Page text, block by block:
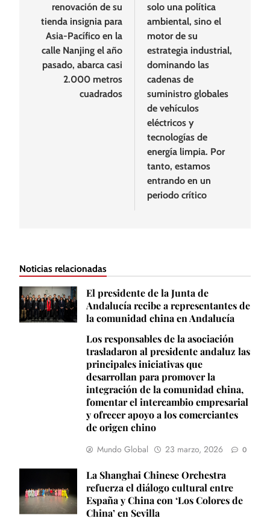
renovación de su
tienda insignia para
Asia-Pacífico en la
calle Nanjing el año
pasado, abarca casi
2.000 metros
cuadrados
solo una política
ambiental, sino el
motor de su
estrategia industrial,
dominando las
cadenas de
suministro globales
de vehículos
eléctricos y
tecnologías de
energía limpia. Por
tanto, estamos
entrando en un
periodo crítico
Noticias relacionadas
El presidente de la Junta de
Andalucía recibe a representantes de
la comunidad china en Andalucía
Los responsables de la asociación
trasladaron al presidente andaluz las
principales iniciativas que
desarrollan para promover la
integración de la comunidad china,
fomentar el intercambio empresarial
y ofrecer apoyo a los comerciantes
de origen chino
Mundo Global 23 marzo, 2026 0
La Shanghai Chinese Orchestra
refuerza el diálogo cultural entre
España y China con ‘Los Colores de
China’ en Sevilla